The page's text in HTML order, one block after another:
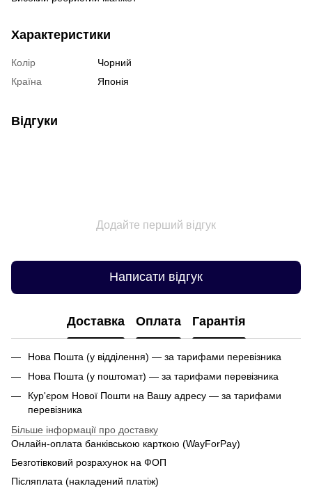
Характеристики
Колір
Чорний
Країна
Японія
Відгуки
Додайте перший відгук
Написати відгук
Доставка Оплата Гарантія
Нова Пошта (у відділення) — за тарифами перевізника
Нова Пошта (у поштомат) — за тарифами перевізника
Кур'єром Нової Пошти на Вашу адресу — за тарифами
перевізника
Більше інформації про доставку
Онлайн-оплата банківською карткою (WayForPay)
Безготівковий розрахунок на ФОП
Післяплата (накладений платіж)